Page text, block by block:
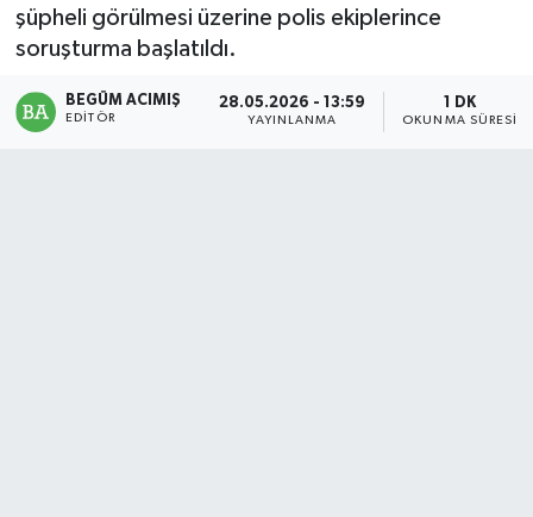
şüpheli görülmesi üzerine polis ekiplerince
soruşturma başlatıldı.
BEGÜM ACIMIŞ
EDITÖR
28.05.2026 - 13:59
YAYINLANMA
1 DK
OKUNMA SÜRESI
Magazin